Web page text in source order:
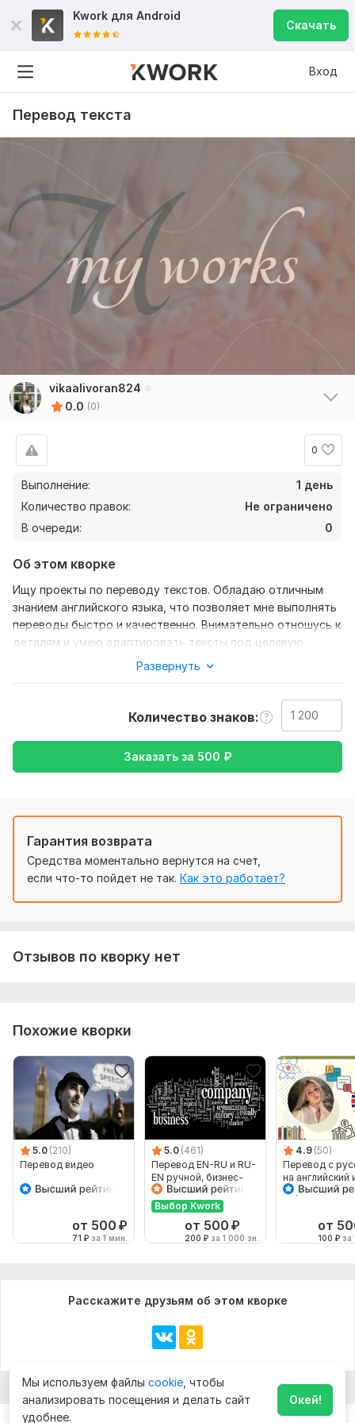
Kwork для Android
Скачать
Вход
Перевод текста
vikaalivoran824
0.0 (0)
0
Выполнение:
1 день
Количество правок:
Не ограничено
В очереди:
0
Об этом кворке
Ищу проекты по переводу текстов. Обладаю отличным
знанием английского языка, что позволяет мне выполнять
переводы быстро и качественно. Внимательно отношусь к
деталям и умею адаптировать тексты под целевую
аудиторию. Открыта к новым вызовам и интересным
Чтобы выполнить ваш заказ, мне потребуется от вас
задание. Опишите, что именно вы хотите получить.
Пришлите нужные файлы и доступы, если они нужны для
выполнения заказа
с Английского на Русский
с Русского на Английский
Развернуть
Количество знаков
Заказать за 500 ₽
Гарантия возврата
Средства моментально вернутся на счет,
если что-то пойдет не так. Как это работает?
Отзывов по кворку нет
Похожие кворки
5.0 (210)
Перевод видео
от 500 ₽
71 ₽ за 1 мин.
5.0 (461)
Перевод EN-RU и RU-
EN ручной, бизнес-
английский
Выбор Kwork
от 500 ₽
200 ₽ за 1 000 зн.
4.9 (50)
Перевод с
на английский
обратно
от
100 ₽ за
Расскажите друзьям об этом кворке
Мы используем файлы cookie , чтобы
анализировать посещения и делать сайт
удобнее.
Окей!